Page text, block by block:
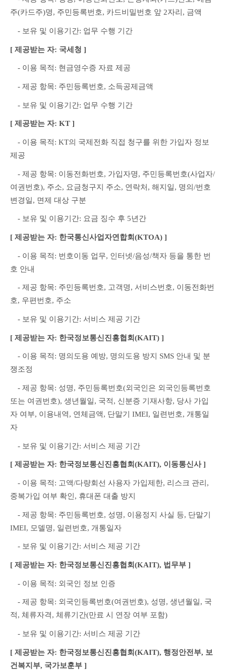
주(카드주)명, 주민등록번호, 카드비밀번호 앞 2자리, 금액
- 보유 및 이용기간: 업무 수행 기간
[ 제공받는 자: 국세청 ]
- 이용 목적: 현금영수증 자료 제공
- 제공 항목: 주민등록번호, 소득공제금액
- 보유 및 이용기간: 업무 수행 기간
[ 제공받는 자: KT ]
- 이용 목적: KT의 국제전화 직접 청구를 위한 가입자 정보
제공
- 제공 항목: 이동전화번호, 가입자명, 주민등록번호(사업자/
여권번호), 주소, 요금청구지 주소, 연락처, 해지일, 명의/번호
변경일, 면제 대상 구분
- 보유 및 이용기간: 요금 징수 후 5년간
[ 제공받는 자: 한국통신사업자연합회(KTOA) ]
- 이용 목적: 번호이동 업무, 인터넷/음성/책자 등을 통한 번
호 안내
- 제공 항목: 주민등록번호, 고객명, 서비스번호, 이동전화번
호, 우편번호, 주소
- 보유 및 이용기간: 서비스 제공 기간
[ 제공받는 자: 한국정보통신진흥협회(KAIT) ]
- 이용 목적: 명의도용 예방, 명의도용 방지 SMS 안내 및 분
쟁조정
- 제공 항목: 성명, 주민등록번호(외국인은 외국인등록번호
또는 여권번호), 생년월일, 국적, 신분증 기재사항, 당사 가입
자 여부, 이용내역, 연체금액, 단말기 IMEI, 일련번호, 개통일
자
- 보유 및 이용기간: 서비스 제공 기간
[ 제공받는 자: 한국정보통신진흥협회(KAIT), 이동통신사 ]
- 이용 목적: 고액/다량회선 사용자 가입제한, 리스크 관리,
중복가입 여부 확인, 휴대폰 대출 방지
- 제공 항목: 주민등록번호, 성명, 이용정지 사실 등, 단말기
IMEI, 모델명, 일련번호, 개통일자
- 보유 및 이용기간: 서비스 제공 기간
[ 제공받는 자: 한국정보통신진흥협회(KAIT), 법무부 ]
- 이용 목적: 외국인 정보 인증
- 제공 항목: 외국인등록번호(여권번호), 성명, 생년월일, 국
적, 체류자격, 체류기간(만료 시 연장 여부 포함)
- 보유 및 이용기간: 서비스 제공 기간
[ 제공받는 자: 한국정보통신진흥협회(KAIT), 행정안전부, 보
건복지부, 국가보훈부 ]